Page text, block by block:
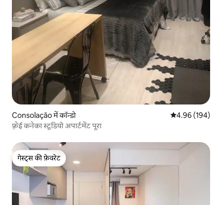
Consolação में कॉन्डो औसत रेटिंग 5 में से
4.96 (194)
फ़्रेई कनेका स्टूडियो अपार्टमेंट पूरा
गेस्ट्स की फ़ेवरेट
गेस्ट्स की फ़ेवरेट